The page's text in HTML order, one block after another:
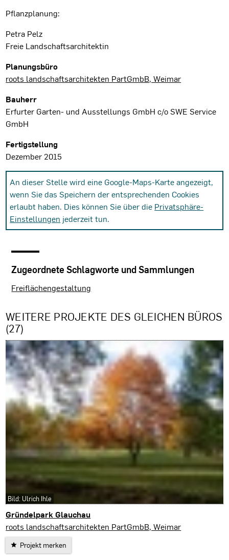
Pflanzplanung:
Petra Pelz
Freie Landschaftsarchitektin
Projektdaten
Planungsbüro
roots landschaftsarchitekten PartGmbB, Weimar
Bauherr
Erfurter Garten- und Ausstellungs GmbH c/o SWE Service
GmbH
Fertigstellung
Dezember 2015
An dieser Stelle wird eine Google-Maps-Karte angezeigt,
wenn Sie das Speichern der entsprechenden Cookies
erlaubt haben. Dies können Sie über die Privatsphäre-
Einstellungen jederzeit tun.
Zugeordnete Schlagworte und Sammlungen
Freiflächengestaltung
WEITERE PROJEKTE DES GLEICHEN BÜROS
(27)
Gründelpark Glauchau
roots landschaftsarchitekten PartGmbB, Weimar
Projekt merken
Bild: Ulrich Ihle